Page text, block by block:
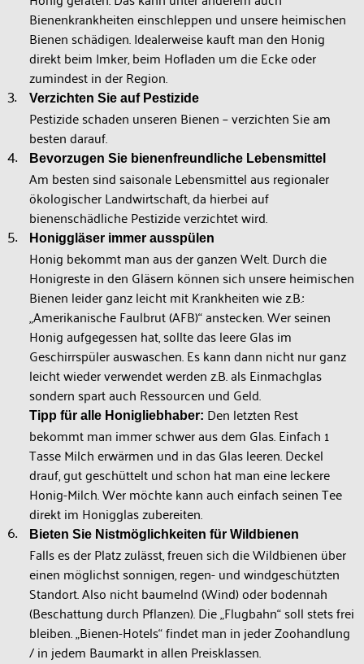
Bienenkrankheiten einschleppen und unsere heimischen
Bienen schädigen. Idealerweise kauft man den Honig
direkt beim Imker, beim Hofladen um die Ecke oder
zumindest in der Region.
Verzichten Sie auf Pestizide
Pestizide schaden unseren Bienen – verzichten Sie am
besten darauf.
Bevorzugen Sie bienenfreundliche Lebensmittel
Am besten sind saisonale Lebensmittel aus regionaler
ökologischer Landwirtschaft, da hierbei auf
bienenschädliche Pestizide verzichtet wird.
Honiggläser immer ausspülen
Honig bekommt man aus der ganzen Welt. Durch die
Honigreste in den Gläsern können sich unsere heimischen
Bienen leider ganz leicht mit Krankheiten wie z.B.:
„Amerikanische Faulbrut (AFB)“ anstecken. Wer seinen
Honig aufgegessen hat, sollte das leere Glas im
Geschirrspüler auswaschen. Es kann dann nicht nur ganz
leicht wieder verwendet werden z.B. als Einmachglas
sondern spart auch Ressourcen und Geld.
Tipp für alle Honigliebhaber: Den letzten Rest
bekommt man immer schwer aus dem Glas. Einfach 1
Tasse Milch erwärmen und in das Glas leeren. Deckel
drauf, gut geschüttelt und schon hat man eine leckere
Honig-Milch. Wer möchte kann auch einfach seinen Tee
direkt im Honigglas zubereiten.
Bieten Sie Nistmöglichkeiten für Wildbienen
Falls es der Platz zulässt, freuen sich die Wildbienen über
einen möglichst sonnigen, regen- und windgeschützten
Standort. Also nicht baumelnd (Wind) oder bodennah
(Beschattung durch Pflanzen). Die „Flugbahn“ soll stets frei
bleiben. „Bienen-Hotels“ findet man in jeder Zoohandlung
/ in jedem Baumarkt in allen Preisklassen.